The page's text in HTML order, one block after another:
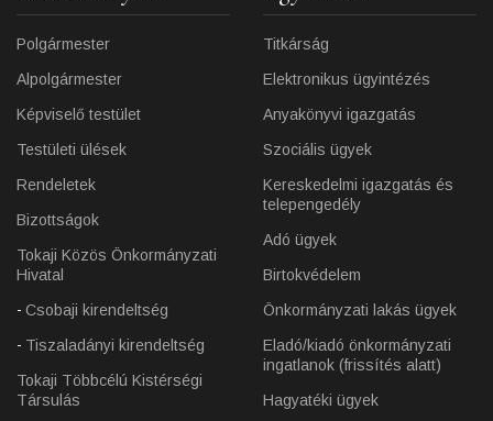
Polgármester
Alpolgármester
Képviselő testület
Testületi ülések
Rendeletek
Bizottságok
Tokaji Közös Önkormányzati
Hivatal
Csobaji kirendeltség
Tiszaladányi kirendeltség
Tokaji Többcélú Kistérségi
Társulás
Titkárság
Elektronikus ügyintézés
Anyakönyvi igazgatás
Szociális ügyek
Kereskedelmi igazgatás és
telepengedély
Adó ügyek
Birtokvédelem
Önkormányzati lakás ügyek
Eladó/kiadó önkormányzati
ingatlanok (frissítés alatt)
Hagyatéki ügyek